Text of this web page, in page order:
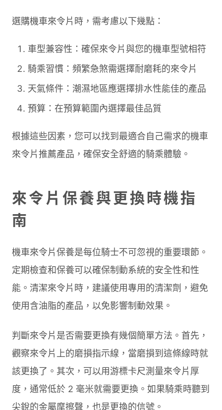
選購機車來令片時，需考慮以下幾點：
車型兼容性：確保來令片與您的機車型號相符
騎乘習慣：頻繁急煞需選擇耐磨耗的來令片
天氣條件：潮濕地區應選擇排水性能佳的產品
預算：在預算範圍內選擇最佳品質
根據這些因素，您可以找到最適合自己需求的機車
來令片推薦產品，確保安全舒適的騎乘體驗。
來令片保養與更換時機指
南
機車來令片保養是每位騎士不可忽視的重要環節。
定期檢查和保養可以確保制動系統的安全性和性
能。清潔來令片時，建議使用專用的清潔劑，避免
使用含油脂的產品，以免影響制動效果。
判斷來令片是否需要更換有幾個簡單方法。首先，
觀察來令片上的磨損指示線，當磨損到這條線時就
該更換了。其次，可以用游標卡尺測量來令片厚
度，通常低於 2 毫米就需要更換。如果騎乘時聽到
尖銳的金屬摩擦聲，也是更換的信號。